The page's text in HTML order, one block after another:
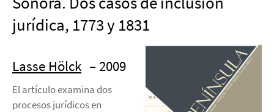
jurídica, 1773 y 1831
Lasse Hölck – 2009
El artículo examina dos
procesos jurídicos en